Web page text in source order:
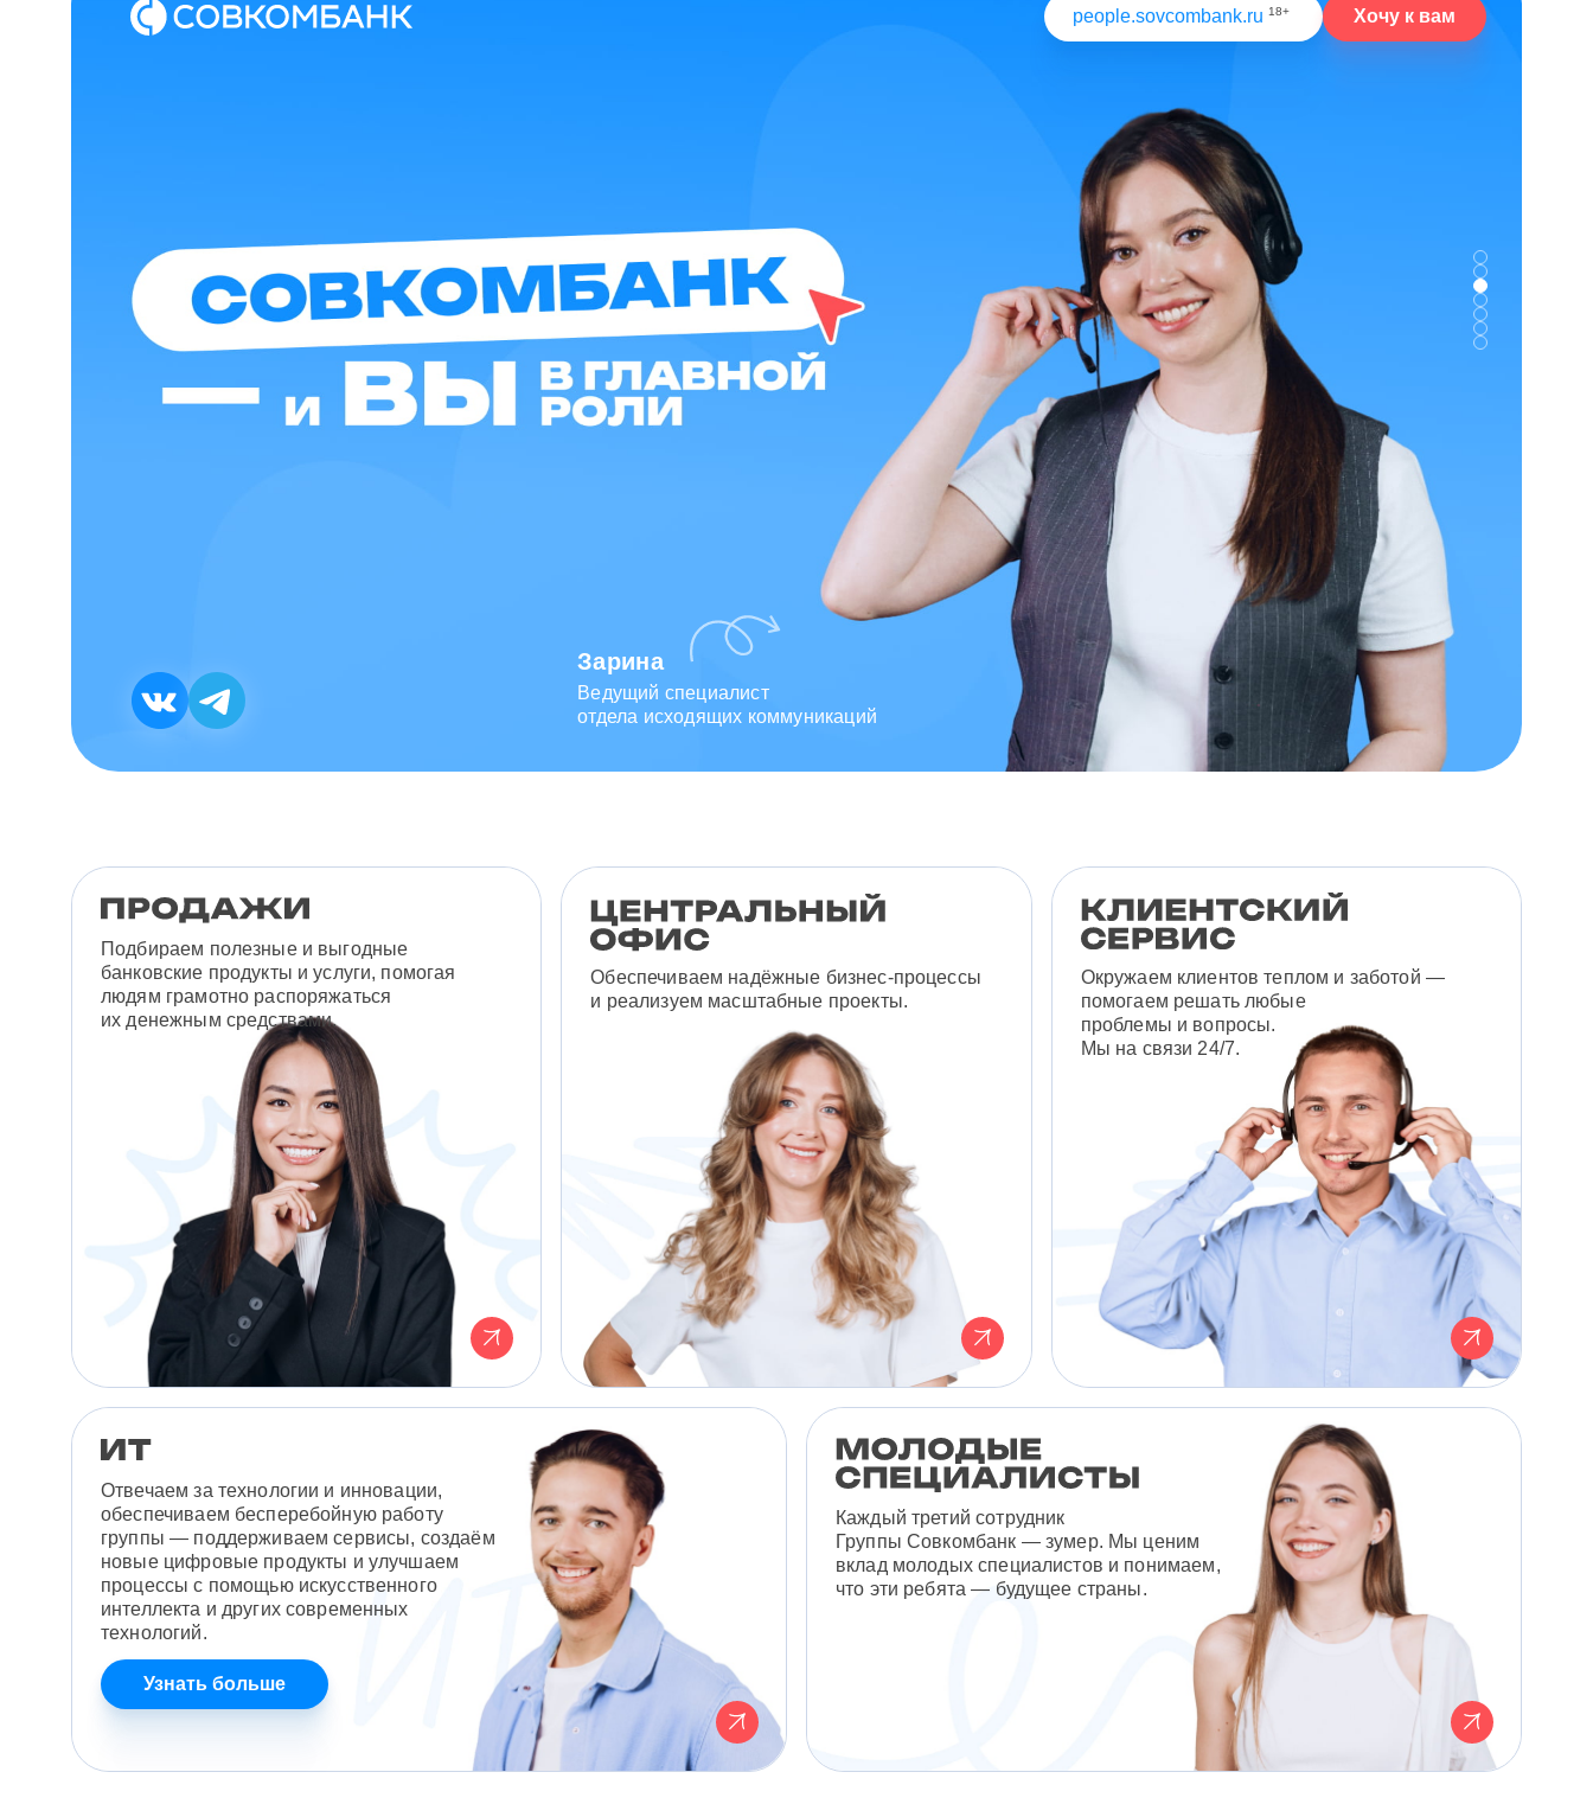
people.sovcombank.ru 18+ Хочу к вам
Зарина
Ведущий специалист
отдела исходящих коммуникаций
Подбираем полезные и выгодные
банковские продукты и услуги, помогая
людям грамотно распоряжаться
их денежным средствами.
Обеспечиваем надёжные бизнес-процессы
и реализуем масштабные проекты.
Окружаем клиентов теплом и заботой —
помогаем решать любые
проблемы и вопросы.
Мы на связи 24/7.
Отвечаем за технологии и инновации,
обеспечиваем бесперебойную работу
группы — поддерживаем сервисы, создаём
новые цифровые продукты и улучшаем
процессы с помощью искусственного
интеллекта и других современных
технологий.
Узнать больше
Каждый третий сотрудник
Группы Совкомбанк — зумер. Мы ценим
вклад молодых специалистов и понимаем,
что эти ребята — будущее страны.